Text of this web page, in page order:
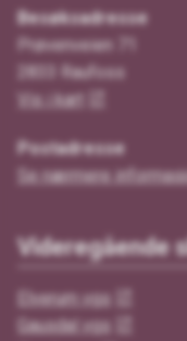
Besøksadresse
Prøvenveien 71
2833 Raufoss
Vis i kart
Postadresse
Se nærmere
Videregående
Elverum vgs
Gausdal vgs